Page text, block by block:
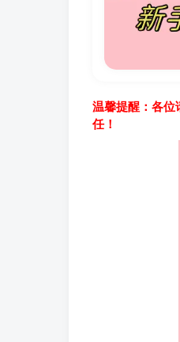
温馨提醒：各
任！